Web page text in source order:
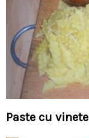
Paste cu vinete